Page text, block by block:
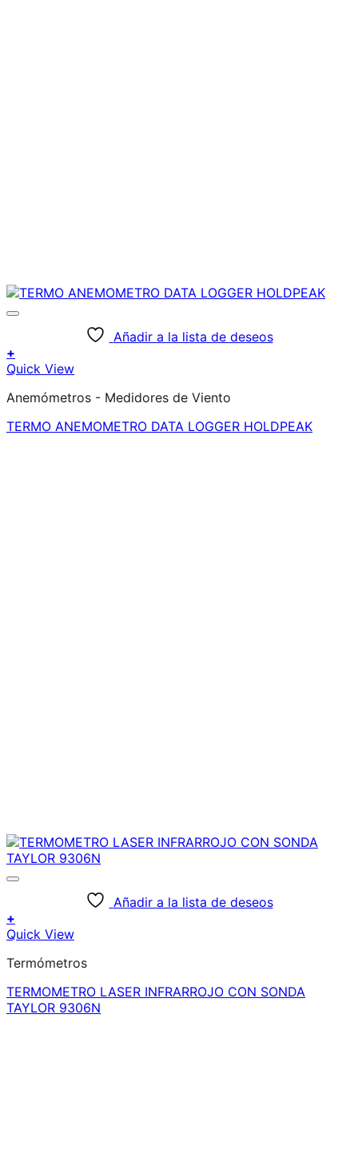
Añadir a la lista de deseos
+
Quick View
Anemómetros - Medidores de Viento
TERMO ANEMOMETRO DATA LOGGER HOLDPEAK
Añadir a la lista de deseos
+
Quick View
Termómetros
TERMOMETRO LASER INFRARROJO CON SONDA
TAYLOR 9306N